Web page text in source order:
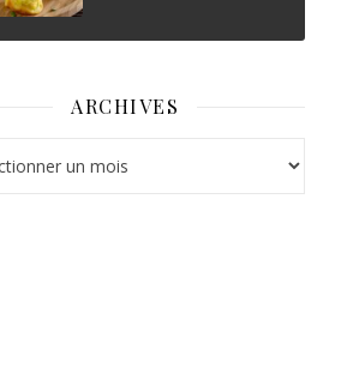
ARCHIVES